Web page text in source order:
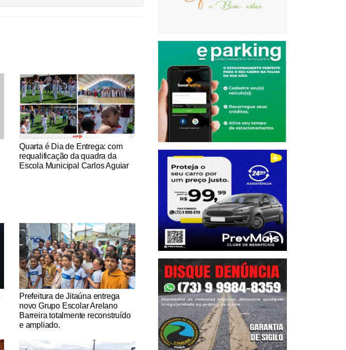
Notícias Católicas
Quarta é Dia de Entrega: com
requalificação da quadra da
Escola Municipal Carlos Aguiar
Notícias Católicas
Prefeitura de Jitaúna entrega
novo Grupo Escolar Arelano
Barreira totalmente reconstruído
e ampliado.